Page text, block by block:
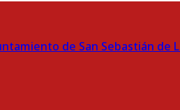
de San Sebastián de